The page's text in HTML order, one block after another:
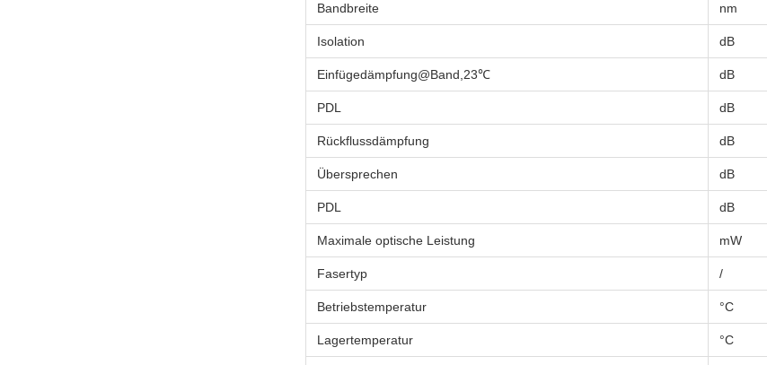
Bandbreite nm
Isolation dB
Einfügedämpfung@Band,23℃ dB
PDL dB
Rückflussdämpfung dB
Übersprechen dB
PDL dB
Maximale optische Leistung mW
Fasertyp /
Betriebstemperatur °C
Lagertemperatur °C